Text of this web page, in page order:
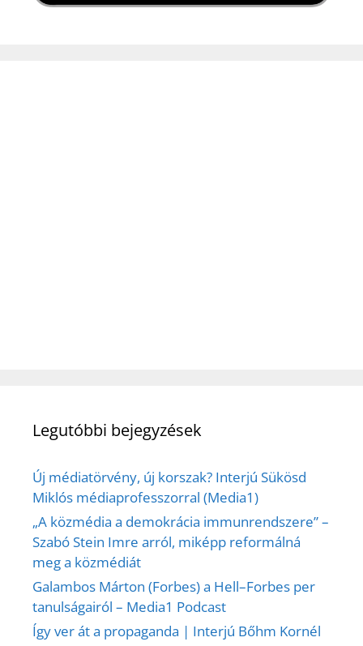
Legutóbbi bejegyzések
Új médiatörvény, új korszak? Interjú Sükösd
Miklós médiaprofesszorral (Media1)
„A közmédia a demokrácia immunrendszere” –
Szabó Stein Imre arról, miképp reformálná
meg a közmédiát
Galambos Márton (Forbes) a Hell–Forbes per
tanulságairól – Media1 Podcast
Így ver át a propaganda | Interjú Bőhm Kornél